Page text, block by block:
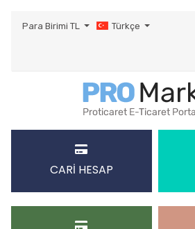
Para Birimi TL Türkçe
CARİ HESAP